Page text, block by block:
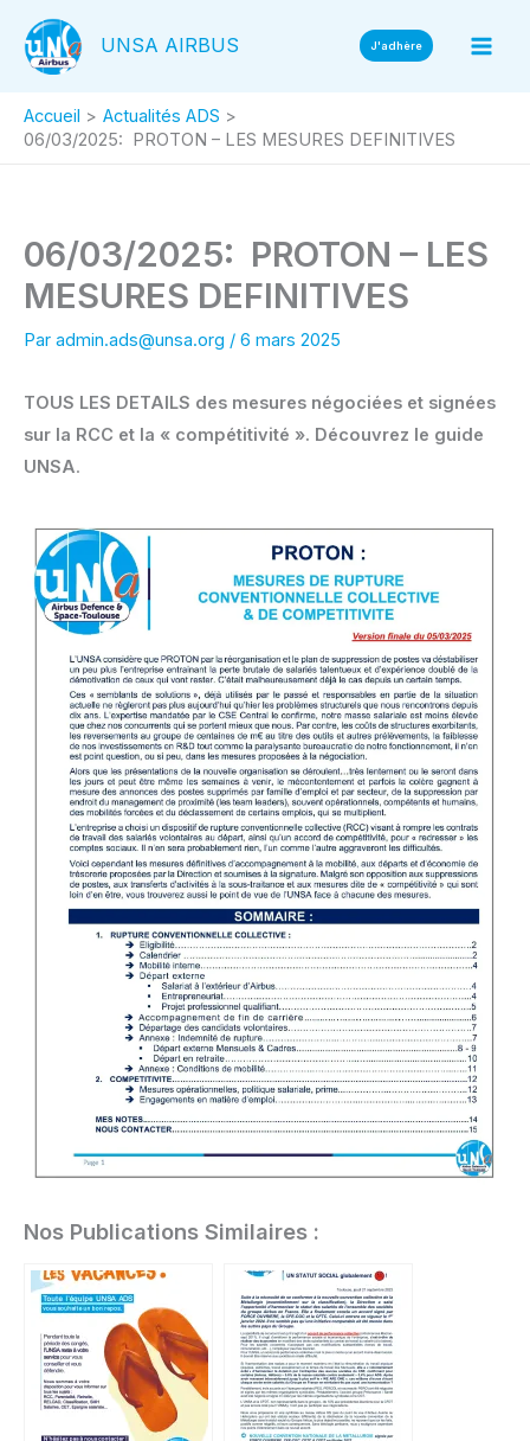
contenu
UNSA AIRBUS J'adhère
Accueil
Actualités ADS
06/03/2025: PROTON – LES MESURES DEFINITIVES
06/03/2025: PROTON – LES
MESURES DEFINITIVES
Par admin.ads@unsa.org / 6 mars 2025
TOUS LES DETAILS des mesures négociées et signées
sur la RCC et la « compétitivité ». Découvrez le guide
UNSA.
Nos Publications Similaires :